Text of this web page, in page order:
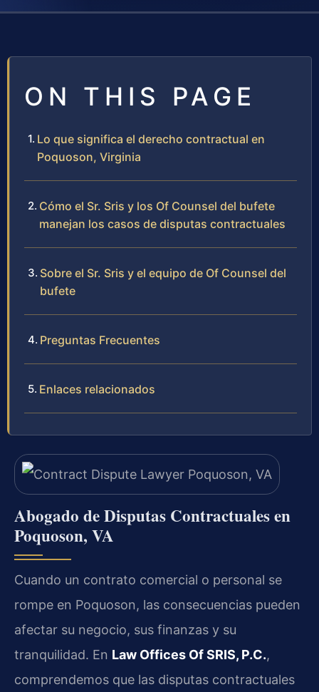
ON THIS PAGE
Lo que significa el derecho contractual en
Poquoson, Virginia
Cómo el Sr. Sris y los Of Counsel del bufete
manejan los casos de disputas contractuales
Sobre el Sr. Sris y el equipo de Of Counsel del
bufete
Preguntas Frecuentes
Enlaces relacionados
Abogado de Disputas Contractuales en
Poquoson, VA
Cuando un contrato comercial o personal se
rompe en Poquoson, las consecuencias pueden
afectar su negocio, sus finanzas y su
tranquilidad. En Law Offices Of SRIS, P.C.,
comprendemos que las disputas contractuales